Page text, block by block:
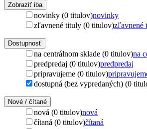
Zobraziť iba
novinky (0 titulov)novinky
zľavnené tituly (0 titulov)zľavnené
Dostupnosť
na centrálnom sklade (0 titulov)na
predpredaj (0 titulov)predpredaj
pripravujeme (0 titulov)
dostupná (bez vypredaných) (0
Nové / čítané
nová (0 titulov)nová
čítaná (0 titulov)čítaná